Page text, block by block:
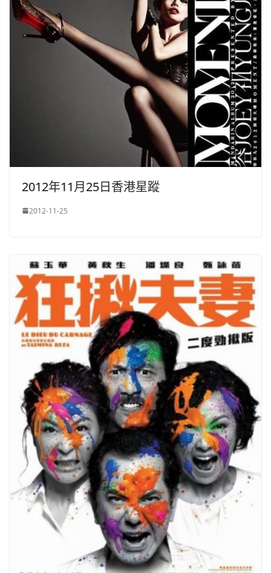
2012年11月25日香港星蹤
2012-11-25